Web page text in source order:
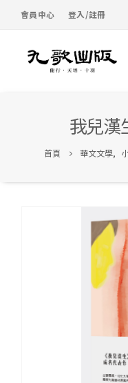
會員中心 登入/註冊
我兒漢
首頁 華文文學,